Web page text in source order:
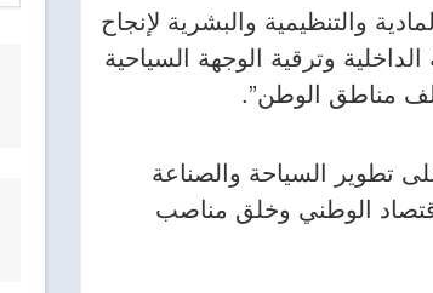
والتنظيمية والبشرية لإنجاح
وترقية الوجهة السياحية
مناطق الوطن”.
تطوير السياحة والصناعة
الوطني وخلق مناصب